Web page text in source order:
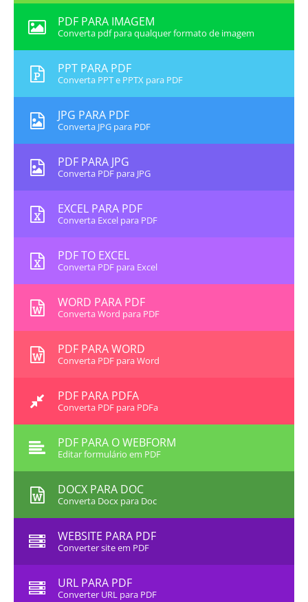
PDF PARA IMAGEM
Converta pdf para qualquer formato de imagem
PPT PARA PDF
Converta PPT e PPTX para PDF
JPG PARA PDF
Converta JPG para PDF
PDF PARA JPG
Converta PDF para JPG
EXCEL PARA PDF
Converta Excel para PDF
PDF TO EXCEL
Converta PDF para Excel
WORD PARA PDF
Converta Word para PDF
PDF PARA WORD
Converta PDF para Word
PDF PARA PDFA
Converta PDF para PDFa
PDF PARA O WEBFORM
Editar formulário em PDF
DOCX PARA DOC
Converta Docx para Doc
WEBSITE PARA PDF
Converter site em PDF
URL PARA PDF
Converter URL para PDF